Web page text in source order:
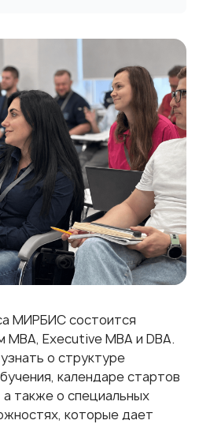
МИРБИС состоится
Executive MBA и DBA.
о структуре
календаре стартов
также о специальных
которые дает